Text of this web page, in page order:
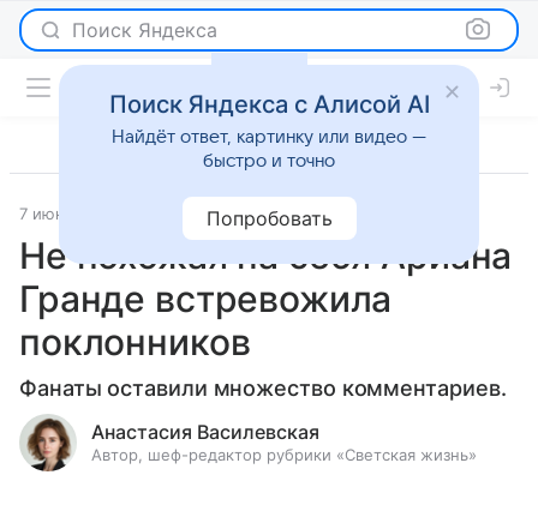
Поиск Яндекса
7 июня 2023 Светская жизнь
Не похожая на себя Ариана
Гранде встревожила
поклонников
Фанаты оставили множество комментариев.
Анастасия Василевская
Автор, шеф-редактор рубрики «Светская жизнь»
Поиск Яндекса с Алисой AI
Найдёт ответ, картинку или видео —
быстро и точно
Попробовать